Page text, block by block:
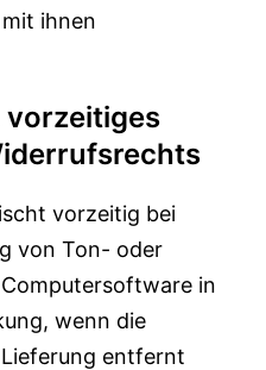
ihnen
vorzeitiges
vorzeitig bei
von Ton- oder
in
wenn die
entfernt